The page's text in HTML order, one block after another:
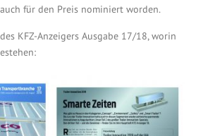
für den Preis nominiert worden.
KFZ-Anzeigers Ausgabe 17/18, worin